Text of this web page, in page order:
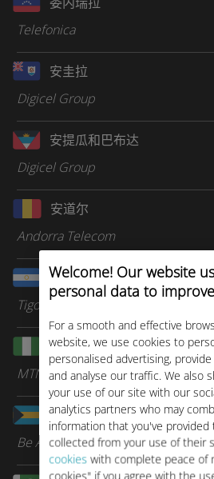
Welcome! Our website
personal data to
For a smooth and effective
website, we use cookies to
personalised advertising,
and analyse our traffic. We also
your use of our site with our
analytics partners who may
information that you've
collected from your use of their
cookieswith complete peace of
cookies" if you agree with the
Telefonica
安圭拉
Digicel Group
安提瓜和巴布达
Digicel Group
安道尔
Andorra Telecom
尼加拉瓜
Tigo Nicaragua
尼日利亚
MTN
巴哈马
Be Aliv